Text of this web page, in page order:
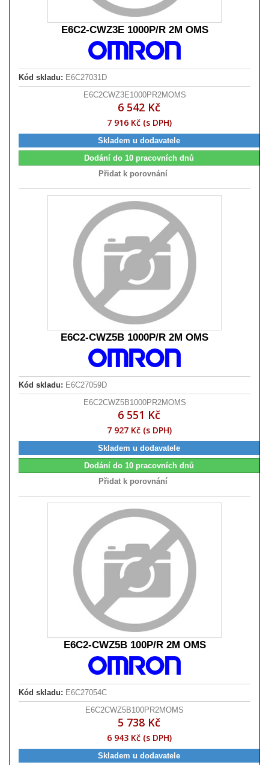
E6C2-CWZ3E 1000P/R 2M OMS
Kód skladu: E6C27031D
E6C2CWZ3E1000PR2MOMS
6 542 Kč
7 916 Kč (s DPH)
Skladem u dodavatele
Dodání do 10 pracovních dnů
Přidat k porovnání
E6C2-CWZ5B 1000P/R 2M OMS
Kód skladu: E6C27059D
E6C2CWZ5B1000PR2MOMS
6 551 Kč
7 927 Kč (s DPH)
Skladem u dodavatele
Dodání do 10 pracovních dnů
Přidat k porovnání
E6C2-CWZ5B 100P/R 2M OMS
Kód skladu: E6C27054C
E6C2CWZ5B100PR2MOMS
5 738 Kč
6 943 Kč (s DPH)
Skladem u dodavatele